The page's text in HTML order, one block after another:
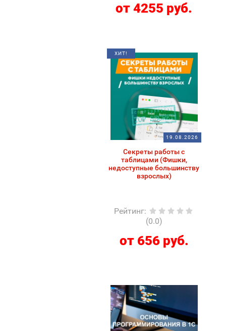
от 4255 руб.
ХИТ!
19.08.2026
Секреты работы с
таблицами (Фишки,
недоступные большинству
взрослых)
Рейтинг:
(0.0)
от 656 руб.